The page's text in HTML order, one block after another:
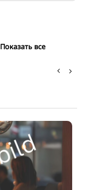
Показать все